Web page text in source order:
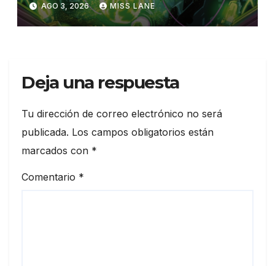
AGO 3, 2026 MISS LANE
Deja una respuesta
Tu dirección de correo electrónico no será
publicada. Los campos obligatorios están
marcados con *
Comentario *